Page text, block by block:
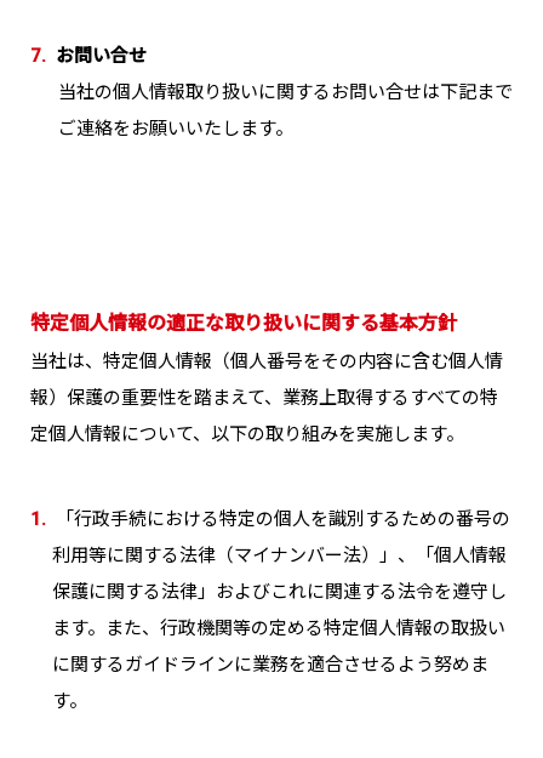
7. お問い合せ
当社の個人情報取り扱いに関するお問い合せは下記まで
ご連絡をお願いいたします。
特定個人情報の適正な取り扱いに関する基本方針
当社は、特定個人情報（個人番号をその内容に含む個人情
報）保護の重要性を踏まえて、業務上取得するすべての特
定個人情報について、以下の取り組みを実施します。
1.
「行政手続における特定の個人を識別するための番号の
利用等に関する法律（マイナンバー法）」、「個人情報
保護に関する法律」およびこれに関連する法令を遵守し
ます。また、行政機関等の定める特定個人情報の取扱い
に関するガイドラインに業務を適合させるよう努めま
す。